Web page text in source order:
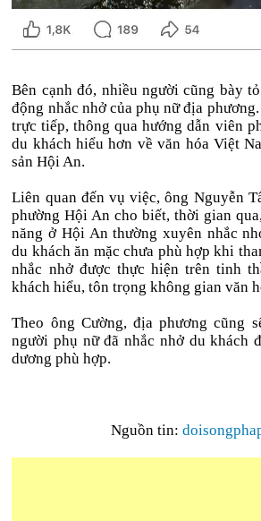
Bên cạnh đó, nhiều người cũng bày
động nhắc nhở của phụ nữ địa
trực tiếp, thông qua hướng dẫn viên
du khách hiểu hơn về văn hóa Việt
sản Hội An.
Liên quan đến vụ việc, ông Nguyễn
phường Hội An cho biết, thời gian
năng ở Hội An thường xuyên nhắc
du khách ăn mặc chưa phù hợp khi
nhắc nhở được thực hiện trên tinh
khách hiểu, tôn trọng không gian văn
Theo ông Cường, địa phương cũng
người phụ nữ đã nhắc nhở du khách
dương phù hợp.
Nguồn tin: